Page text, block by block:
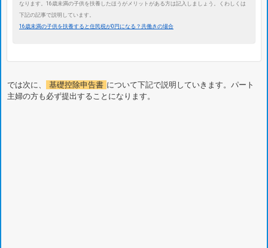
なります。16歳未満の子供を扶養したほうがメリットがある方は記入しましょう。くわしくは
下記の記事で説明しています。
16歳未満の子供を扶養すると住民税が0円になる？共働きの場合
では次に、 基礎控除申告書 について下記で説明していきます。パート
主婦の方も必ず提出することになります。